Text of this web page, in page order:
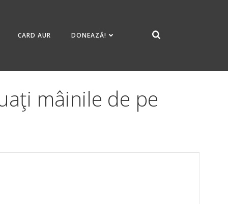
CARD AUR DONEAZĂ!
mâinile de pe